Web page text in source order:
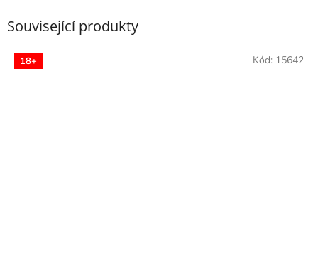
Související produkty
18+ Kód: 15642